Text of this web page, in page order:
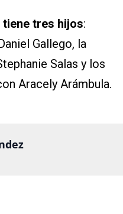
tiene tres hijos:
Gallego, la
Salas y los
Aracely Arámbula.